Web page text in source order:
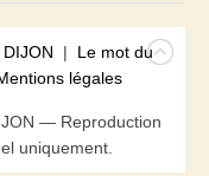
| Le mot du
légales
— Reproduction
uniquement.